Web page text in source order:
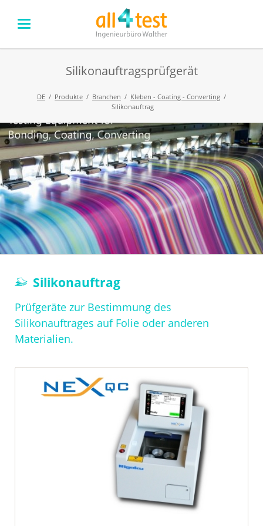
Silikonauftragsprüfgerät
DE Produkte Branchen
Kleben - Coating - Converting
Silikonauftrag
Navigation
Silikonauftrag
Prüfgeräte zur Bestimmung des
Silikonauftrages auf Folie oder anderen
Materialien.